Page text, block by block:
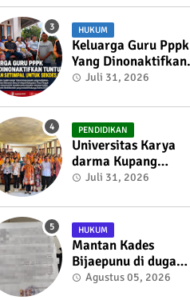
Membaik
HUKUM
Keluarga Guru Pppk
Yang Dinonaktifkan
Tuntut Keadilan
Bijaepunu
Juli 31, 2026
PENDIDIKAN
Universitas Karya
darma Kupang
Menunjukkan
Mendukung
Pembangunan
Masyarakat Melalui
KKN
Juli 31, 2026
HUKUM
Mantan Kades
Bijaepunu di duga
membuat Surat
Agustus 05, 2026